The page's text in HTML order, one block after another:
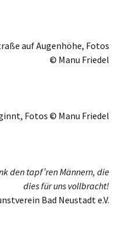
auf Augenhöhe, Fotos
© Manu Friedel
Fotos © Manu Friedel
den tapf’ren Männern, die
dies für uns vollbracht!
Bad Neustadt e.V.